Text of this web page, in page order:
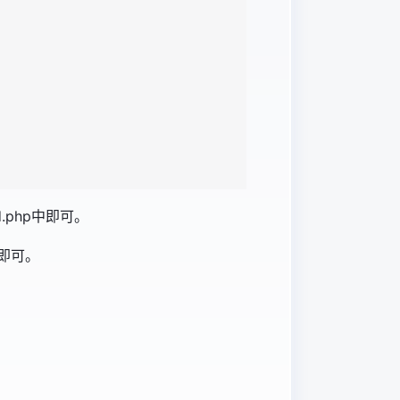
中即可。
。